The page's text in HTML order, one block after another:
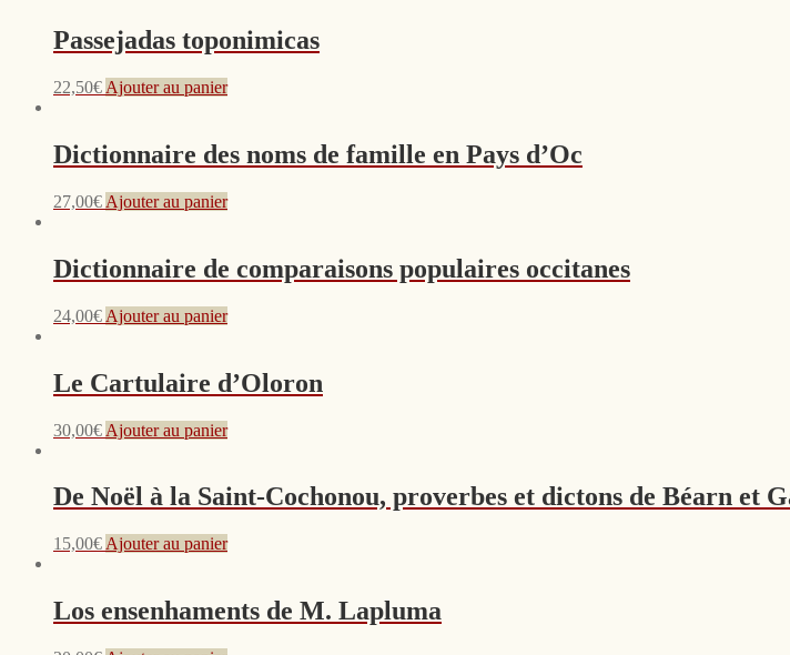
Passejadas toponimicas
22,50€ Ajouter au panier
Dictionnaire des noms de famille en Pays d’Oc
27,00€ Ajouter au panier
Dictionnaire de comparaisons populaires occitanes
24,00€ Ajouter au panier
Le Cartulaire d’Oloron
30,00€ Ajouter au panier
De Noël à la Saint-Cochonou, proverbes et dictons de Béarn et
15,00€ Ajouter au panier
Los ensenhaments de M. Lapluma